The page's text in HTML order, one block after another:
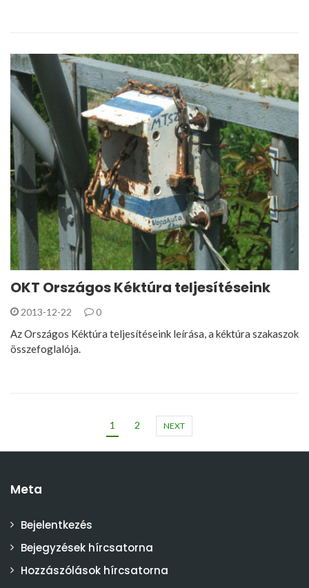
OKT Országos Kéktúra teljesítéseink
2013-12-22 0
Az Országos Kéktúra teljesítéseink leírása, a kéktúra szakaszok
összefoglalója.
1 2 NEXT
Meta
Bejelentkezés
Bejegyzések hírcsatorna
Hozzászólások hírcsatorna